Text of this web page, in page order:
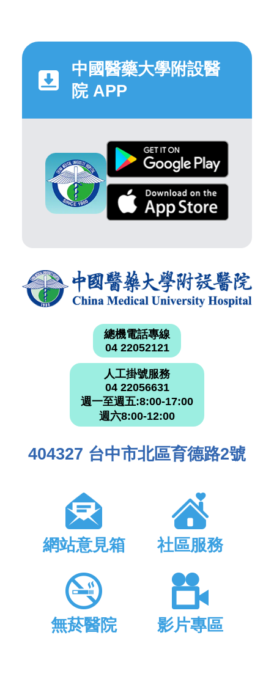
中國醫藥大學附設醫
院 APP
總機電話專線
04 22052121
人工掛號服務
04 22056631
週一至週五:8:00-17:00
週六8:00-12:00
404327 台中市北區育德路2號
網站意見箱 社區服務
無菸醫院 影片專區